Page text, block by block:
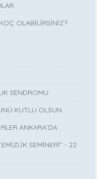
OLABİLİRSİNİZ?
SENDROMU
KUTLU OLSUN
ANKARA’DA
SEMİNERİ” - 22